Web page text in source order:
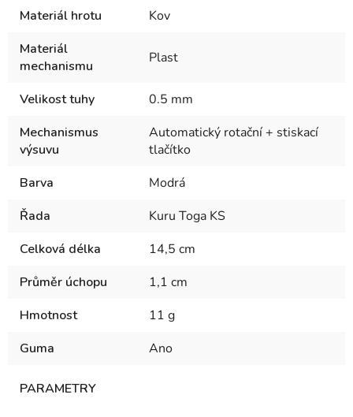
Materiál hrotu
Kov
Materiál
mechanismu
Plast
Velikost tuhy
0.5 mm
Mechanismus
výsuvu
Automatický rotační + stiskací
tlačítko
Barva
Modrá
Řada
Kuru Toga KS
Celková délka
14,5 cm
Průměr úchopu
1,1 cm
Hmotnost
11 g
Guma
Ano